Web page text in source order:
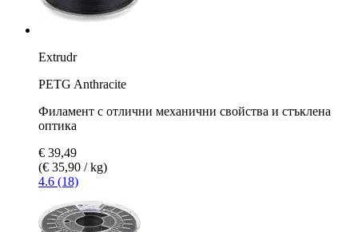
Extrudr
PETG Anthracite
Филамент с отлични механични свойства и стъклена
оптика
€ 39,49
(€ 35,90 / kg)
4.6 (18)